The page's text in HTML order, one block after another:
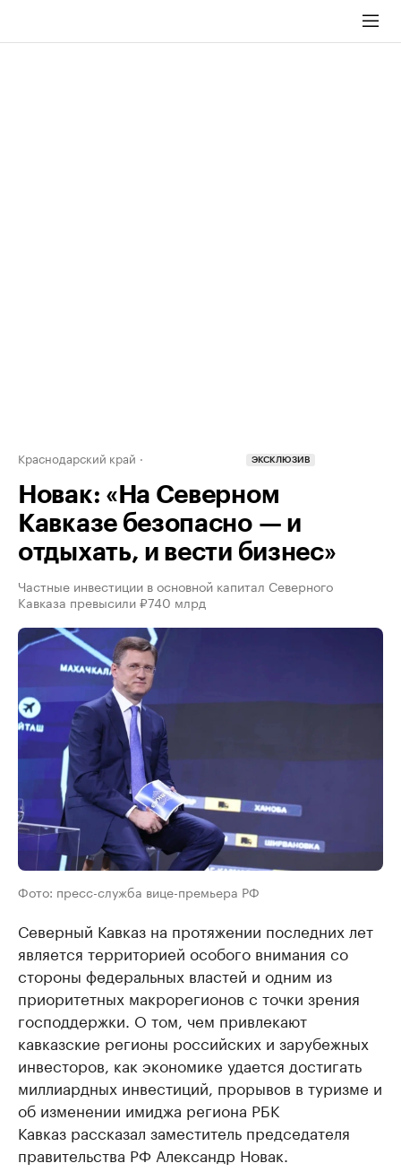
Краснодарский край ЭКСКЛЮЗИВ
Новак: «На Северном
Кавказе безопасно — и
отдыхать, и вести бизнес»
Частные инвестиции в основной капитал Северного
Кавказа превысили ₽740 млрд
Фото: пресс-служба вице-премьера РФ
Северный Кавказ на протяжении последних лет
является территорией особого внимания со
стороны федеральных властей и одним из
приоритетных макрорегионов с точки зрения
господдержки. О том, чем привлекают
кавказские регионы российских и зарубежных
инвесторов, как экономике удается достигать
миллиардных инвестиций, прорывов в туризме и
об изменении имиджа региона РБК
Кавказ рассказал заместитель председателя
правительства РФ Александр Новак.